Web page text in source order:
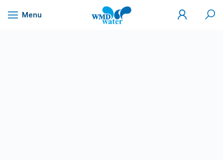
Naar
Menu
WMD
Drinkwater
Mijn
WMD
Zoek